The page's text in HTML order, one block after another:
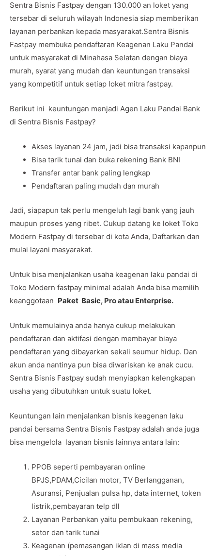
Sentra Bisnis Fastpay dengan 130.000 an loket yang
tersebar di seluruh wilayah Indonesia siap memberikan
layanan perbankan kepada masyarakat.Sentra Bisnis
Fastpay membuka pendaftaran Keagenan Laku Pandai
untuk masyarakat di Minahasa Selatan dengan biaya
murah, syarat yang mudah dan keuntungan transaksi
yang kompetitif untuk setiap loket mitra fastpay.
Berikut ini keuntungan menjadi Agen Laku Pandai Bank
di Sentra Bisnis Fastpay?
Akses layanan 24 jam, jadi bisa transaksi kapanpun
Bisa tarik tunai dan buka rekening Bank BNI
Transfer antar bank paling lengkap
Pendaftaran paling mudah dan murah
Jadi, siapapun tak perlu mengeluh lagi bank yang jauh
maupun proses yang ribet. Cukup datang ke loket Toko
Modern Fastpay di tersebar di kota Anda, Daftarkan dan
mulai layani masyarakat.
Untuk bisa menjalankan usaha keagenan laku pandai di
Toko Modern fastpay minimal adalah Anda bisa memilih
keanggotaan Paket Basic, Pro atau Enterprise.
Untuk memulainya anda hanya cukup melakukan
pendaftaran dan aktifasi dengan membayar biaya
pendaftaran yang dibayarkan sekali seumur hidup. Dan
akun anda nantinya pun bisa diwariskan ke anak cucu.
Sentra Bisnis Fastpay sudah menyiapkan kelengkapan
usaha yang dibutuhkan untuk suatu loket.
Keuntungan lain menjalankan bisnis keagenan laku
pandai bersama Sentra Bisnis Fastpay adalah anda juga
bisa mengelola layanan bisnis lainnya antara lain:
PPOB seperti pembayaran online
BPJS,PDAM,Cicilan motor, TV Berlangganan,
Asuransi, Penjualan pulsa hp, data internet, token
listrik,pembayaran telp dll
Layanan Perbankan yaitu pembukaan rekening,
setor dan tarik tunai
Keagenan (pemasangan iklan di mass media